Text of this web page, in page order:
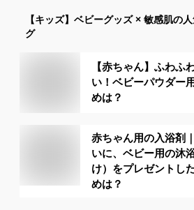
【キッズ】 ベビーグッズ × 敏感肌の
グ
【赤ちゃん】ふわふ
い！ベビーパウダー
めは？
赤ちゃん用の入浴剤
いに、ベビー用の沐
け）をプレゼントし
めは？